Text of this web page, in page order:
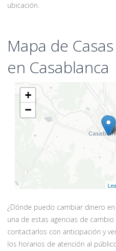
ubicación.
Mapa de
en Casablanca
+
−
¿Dónde puedo cambiar dinero
una de estas agencias de
contactarlos con anticipación y
los horarios de atención al